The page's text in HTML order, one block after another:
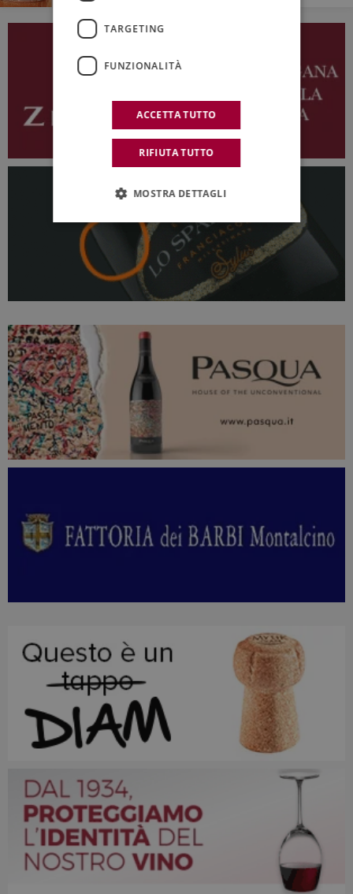
TARGETING
FUNZIONALITÀ
ACCETTA TUTTO
RIFIUTA TUTTO
MOSTRA DETTAGLI